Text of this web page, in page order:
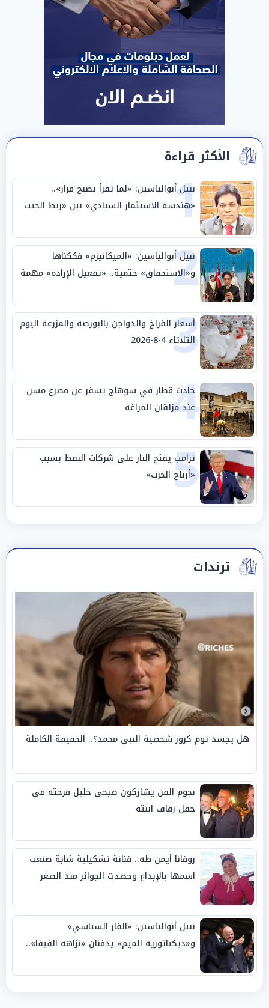
الأكثر قراءة
1
نبيل أبوالياسين: «لما تقرأ يصبح قرار»..
«هندسة الاستثمار السيادي» بين «ربط الجيب
بالوطن» و«سيادة الكلمة»
2
نبيل أبوالياسين: «الميكانيزم» فككناها
و«الاستحقاق» حتمية.. «تفعيل الإرادة» مهمة
الجامعة العربية
3
أسعار الفراخ والدواجن بالبورصة والمزرعة اليوم
الثلاثاء 4-8-2026
4
حادث قطار في سوهاج يسفر عن مصرع مسن
عند مزلقان المراغة
5
ترامب يفتح النار على شركات النفط بسبب
«أرباح الحرب»
ترندات
هل يجسد توم كروز شخصية النبي محمد؟.. الحقيقة الكاملة
نجوم الفن يشاركون صبحي خليل فرحته في
حفل زفاف ابنته
روفانا أيمن طه.. فنانة تشكيلية شابة صنعت
اسمها بالإبداع وحصدت الجوائز منذ الصغر
نبيل أبوالياسين: «الفار السياسي»
و«ديكتاتورية الميم» يدفنان «نزاهة الفيفا»..